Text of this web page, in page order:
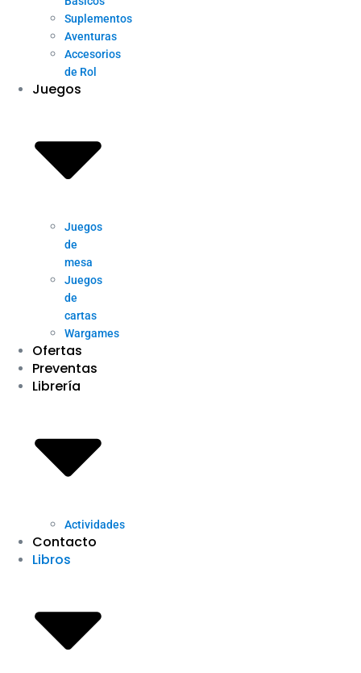
Suplementos
Aventuras
Accesorios
de Rol
Juegos
Juegos
de
mesa
Juegos
de
cartas
Wargames
Ofertas
Preventas
Librería
Actividades
Contacto
Libros